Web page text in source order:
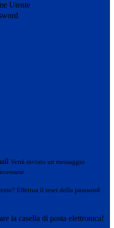
Utente
Verrà inviato un messaggio
Effettua il reset della password
la casella di posta elettronica!